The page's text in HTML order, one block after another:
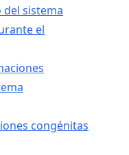
del sistema
el
congénitas